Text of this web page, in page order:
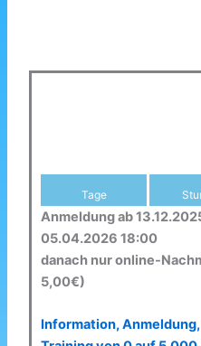
Tage
Anmeldung ab
05.04.2026 18:00
danach nur online-
5,00€)
Information,